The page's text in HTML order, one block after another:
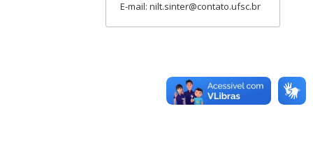
E-mail: nilt.sinter@contato.ufsc.br